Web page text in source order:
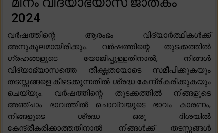
2024
വർഷത്തിന്റെ ആരംഭം വിദ്യാർത്ഥികൾക്ക്
അനുകൂലമായിരിക്കും. വർഷത്തിന്റെ തുടക്കത്തിൽ
ഗ്രഹങ്ങളുടെ യോജിപ്പുള്ളതിനാൽ, നിങ്ങൾ
വിദ്യാഭ്യാസത്തെ തീക്ഷ്ണതയോടെ സമീപിക്കുകയും
തടസ്സങ്ങളെ കീഴടക്കുന്നതിൽ ശ്രദ്ധ കേന്ദ്രീകരിക്കുകയും
ചെയ്യും. വർഷത്തിന്റെ തുടക്കത്തിൽ നിങ്ങളുടെ
അഞ്ചാം ഭാവത്തിൽ ചൊവ്വയുടെ ഭാവം കാരണം,
നിങ്ങളുടെ ശ്രദ്ധ ഒരു ദിശയിൽ
കേന്ദ്രീകരിക്കാത്തതിനാൽ നിങ്ങൾക്ക് തടസ്സങ്ങൾ